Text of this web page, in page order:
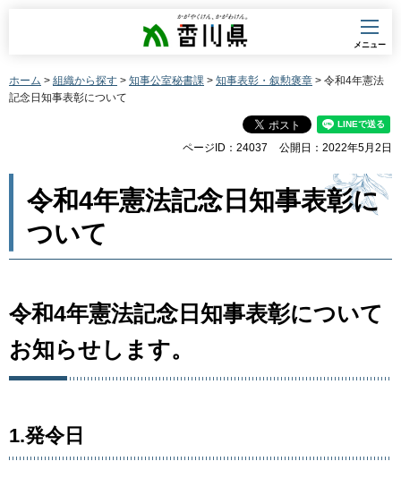
香川県
メニュー
ホーム > 組織から探す > 知事公室秘書課 > 知事表彰・叙勲褒章 > 令和4年憲法
記念日知事表彰について
ページID：24037 公開日：2022年5月2日
令和4年憲法記念日知事表彰に
ついて
令和4年憲法記念日知事表彰について
お知らせします。
1.発令日